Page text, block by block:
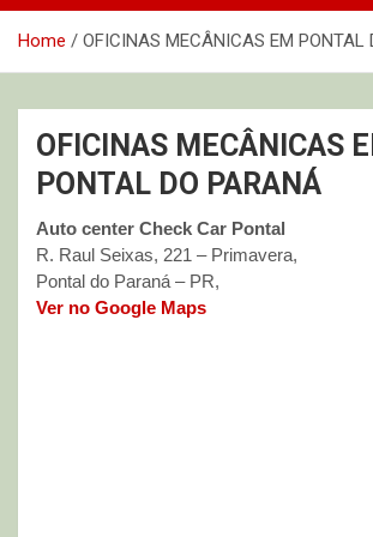
Home OFICINAS MECÂNICAS EM PONTAL
OFICINAS MECÂNICAS
PONTAL DO PARANÁ
Auto center Check Car Pontal
R. Raul Seixas, 221 – Primavera,
Pontal do Paraná – PR,
Ver no Google Maps